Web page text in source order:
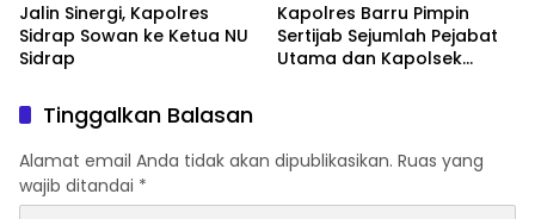
Jalin Sinergi, Kapolres
Sidrap Sowan ke Ketua NU
Sidrap
Kapolres Barru Pimpin
Sertijab Sejumlah Pejabat
Utama dan Kapolsek
Tinggalkan Balasan
Alamat email Anda tidak akan dipublikasikan. Ruas yang
wajib ditandai *